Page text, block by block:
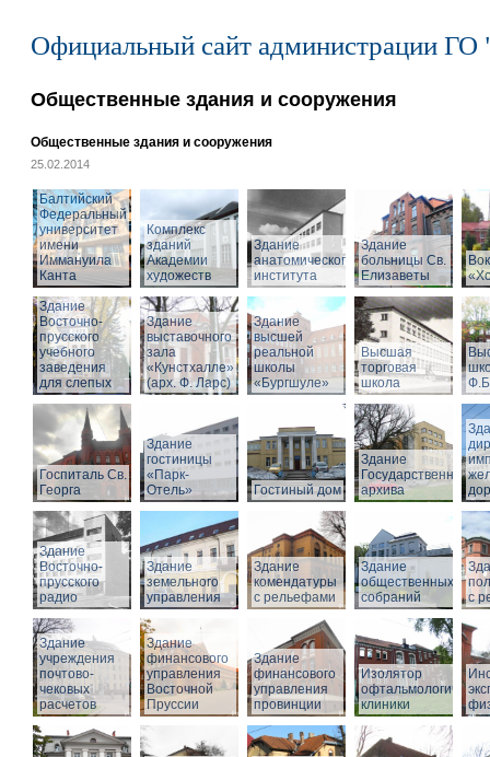
Официальный сайт администрации ГО
Общественные здания и сооружения
Общественные здания и сооружения
25.02.2014
Балтийский
Федеральный
университет
имени
Иммануила
Канта
Комплекс
зданий
Академии
художеств
Здание
анатомического
института
Здание
больницы Св.
Елизаветы
Здание
Восточно-
прусского
учебного
заведения
для слепых
Здание
выставочного
зала
«Кунстхалле»
(арх. Ф. Ларс)
Здание
высшей
реальной
школы
«Бургшуле»
Высшая
торговая
школа
Госпиталь Св.
Георга
Здание
гостиницы
«Парк-
Отель»
Гостиный дом
Здание
Государственного
архива
Здание
Восточно-
прусского
радио
Здание
земельного
управления
Здание
комендатуры
с рельефами
Здание
общественных
собраний
с
Здание
учреждения
почтово-
чековых
расчетов
Здание
финансового
управления
Восточной
Пруссии
Здание
финансового
управления
провинции
Изолятор
клиники